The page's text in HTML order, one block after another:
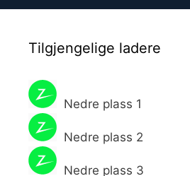
Tilgjengelige ladere
Nedre plass 1
Nedre plass 2
Nedre plass 3